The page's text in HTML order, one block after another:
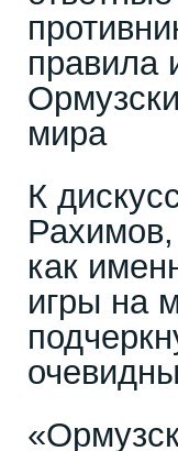
правила
мира
К
как
игры на